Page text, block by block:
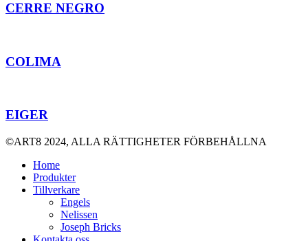
CERRE NEGRO
COLIMA
EIGER
©ART8 2024, ALLA RÄTTIGHETER FÖRBEHÅLLNA
Home
Produkter
Tillverkare
Engels
Nelissen
Joseph Bricks